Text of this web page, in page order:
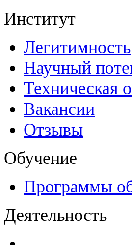
Институт
Легитимность
Научный
Техническая
Вакансии
Отзывы
Обучение
Программы
Деятельность